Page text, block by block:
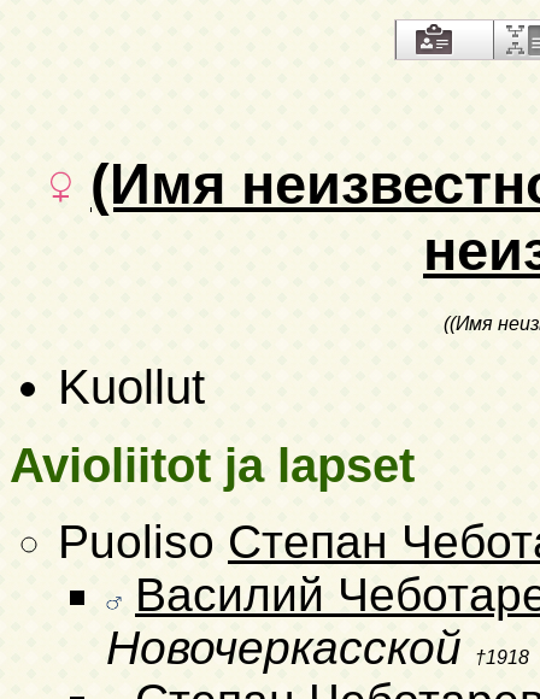
(Имя
((Имя
Kuollut
Avioliitot ja lapset
Puoliso Степан
Василий
Новочеркасской
†1918